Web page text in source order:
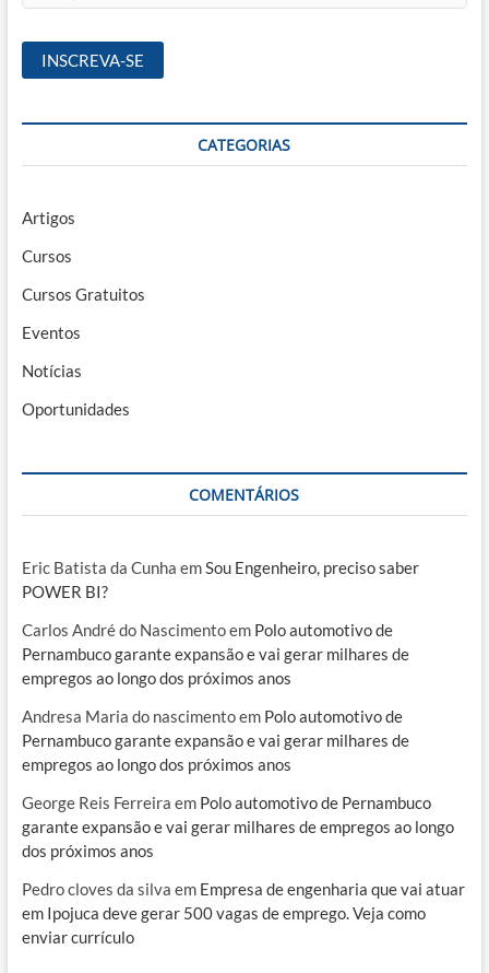
CATEGORIAS
Artigos
Cursos
Cursos Gratuitos
Eventos
Notícias
Oportunidades
COMENTÁRIOS
Eric Batista da Cunha emSou Engenheiro, preciso saber
POWER BI?
Carlos André do Nascimentoem Polo automotivo de
Pernambuco garante expansão e vai gerar milhares de
empregos ao longo dos próximos anos
Andresa Maria do nascimentoem Polo automotivo de
Pernambuco garante expansão e vai gerar milhares de
empregos ao longo dos próximos anos
George Reis Ferreira em Polo automotivo de Pernambuco
garante expansão e vai gerar milhares de empregos ao longo
dos próximos anos
Pedro cloves da silva em Empresa de engenharia que vai atuar
em Ipojuca deve gerar 500 vagas de emprego. Veja como
enviar currículo